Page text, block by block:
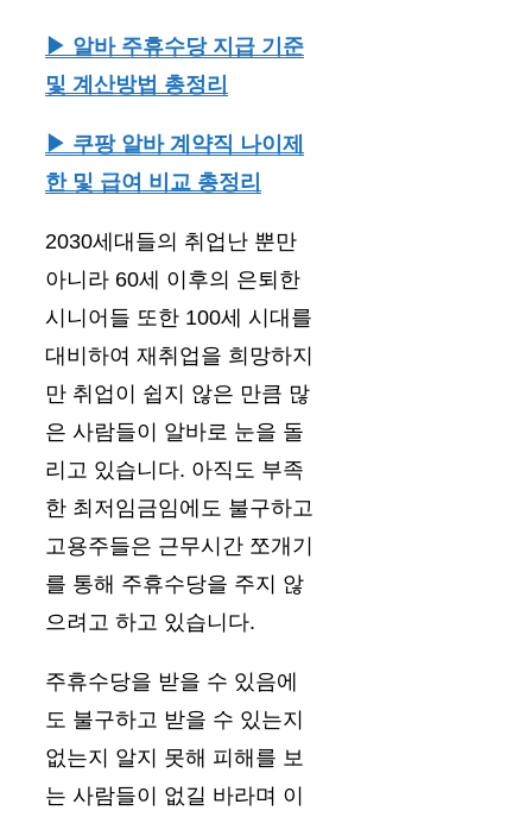
▶ 알바 주휴수당 지급 기준
및 계산방법 총정리
▶ 쿠팡 알바 계약직 나이제
한 및 급여 비교 총정리
2030세대들의 취업난 뿐만
아니라 60세 이후의 은퇴한
시니어들 또한 100세 시대를
대비하여 재취업을 희망하지
만 취업이 쉽지 않은 만큼 많
은 사람들이 알바로 눈을 돌
리고 있습니다. 아직도 부족
한 최저임금임에도 불구하고
고용주들은 근무시간 쪼개기
를 통해 주휴수당을 주지 않
으려고 하고 있습니다.
주휴수당을 받을 수 있음에
도 불구하고 받을 수 있는지
없는지 알지 못해 피해를 보
는 사람들이 없길 바라며 이